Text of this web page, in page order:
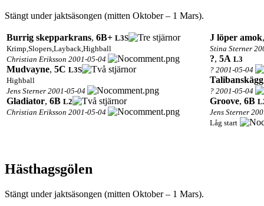
Stängt under jaktsäsongen (mitten Oktober – 1 Mars).
Burrig skepparkrans, 6B+ L3S
Krimp,Slopers,Layback,Highball
Christian Eriksson 2001-05-04
Mudvayne, 5C L3S
Highball
Jens Sterner 2001-05-04
Gladiator, 6B L2
Christian Eriksson 2001-05-04
J löper amok
Stina Sterner
?, 5A L3
? 2001-05-04
Talibanskägg
? 2001-05-04
Groove, 6B
Jens Sterner
Låg start
Hästhagsgölen
Stängt under jaktsäsongen (mitten Oktober – 1 Mars).